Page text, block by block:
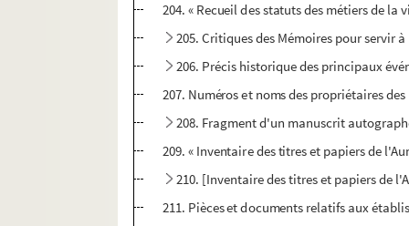
204. « Recueil des statuts des métiers de
205. Critiques des Mémoires pour
206. Précis historique des principaux
207. Numéros et noms des propriétaires
208. Fragment d'un manuscrit
209. « Inventaire des titres et papiers de
210. [Inventaire des titres et papiers de
211. Pièces et documents relatifs aux